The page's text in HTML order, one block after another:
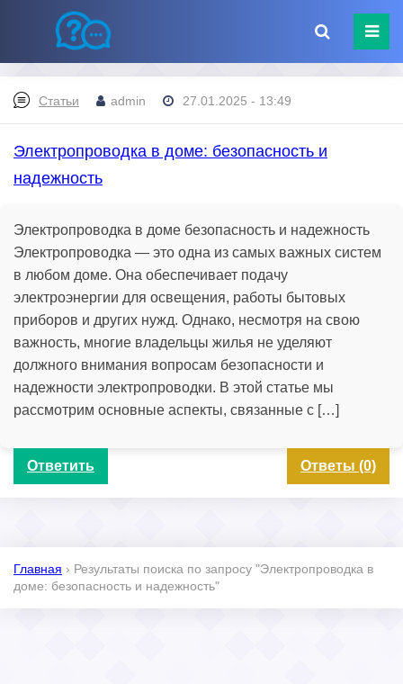
Статьи admin 27.01.2025 - 13:49
Электропроводка в доме: безопасность и
надежность
Электропроводка в доме безопасность и надежность
Электропроводка — это одна из самых важных систем
в любом доме. Она обеспечивает подачу
электроэнергии для освещения, работы бытовых
приборов и других нужд. Однако, несмотря на свою
важность, многие владельцы жилья не уделяют
должного внимания вопросам безопасности и
надежности электропроводки. В этой статье мы
рассмотрим основные аспекты, связанные с […]
Ответить Ответы (0)
Главная › Результаты поиска по запросу "Электропроводка в
доме: безопасность и надежность"